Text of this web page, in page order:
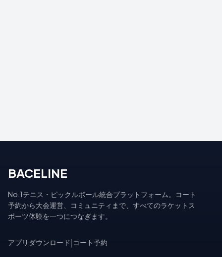
BACELINE
No.1テニス・ピックルボール統合プラットフォーム。コート
予約から大会運営、コミュニティまで、すべてのラケットス
ポーツ体験を一つにつなぎます。
アプリダウンロード コート予約